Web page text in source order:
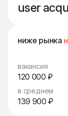
user
ниже рынка
вакансия
120 000 ₽
в среднем
139 900 ₽